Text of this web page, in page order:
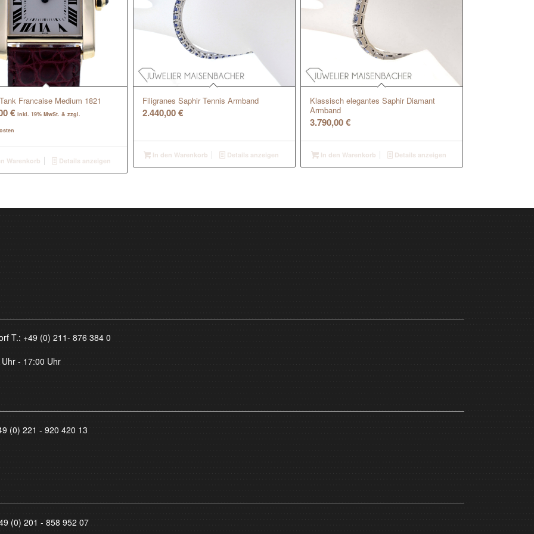
Francaise Medium 1821
€ inkl. 19% MwSt. & zzgl.
Warenkorb Details anzeigen
Filigranes Saphir Tennis Armband
2.440,00€
In den Warenkorb Details anzeigen
Klassisch elegantes Saphir Diamant
Armband
3.790,00€
In den Warenkorb Details anzeigen
T.: +49 (0) 211- 876 384 0
- 17:00 Uhr
(0) 221 - 920 420 13
(0) 201 - 858 952 07